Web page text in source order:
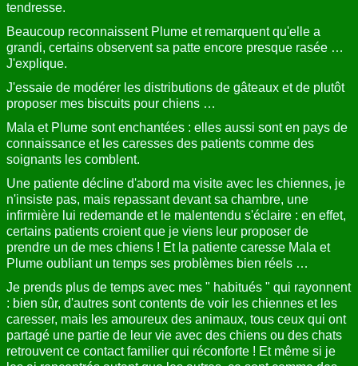
tendresse.
Beaucoup reconnaissent Plume et remarquent qu'elle a
grandi, certains observent sa patte encore presque rasée …
J'explique.
J'essaie de modérer les distributions de gâteaux et de plutôt
proposer mes biscuits pour chiens …
Mala et Plume sont enchantées : elles aussi sont en pays de
connaissance et les caresses des patients comme des
soignants les comblent.
Une patiente décline d'abord ma visite avec les chiennes, je
n'insiste pas, mais repassant devant sa chambre, une
infirmière lui redemande et le malentendu s'éclaire : en effet,
certains patients croient que je viens leur proposer de
prendre un de mes chiens ! Et la patiente caresse Mala et
Plume oubliant un temps ses problèmes bien réels …
Je prends plus de temps avec mes " habitués " qui rayonnent
: bien sûr, d'autres sont contents de voir les chiennes et les
caresser, mais les amoureux des animaux, tous ceux qui ont
partagé une partie de leur vie avec des chiens ou des chats
retrouvent ce contact familier qui réconforte ! Et même si je